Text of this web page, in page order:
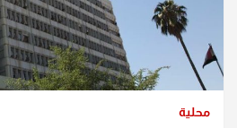
محلية